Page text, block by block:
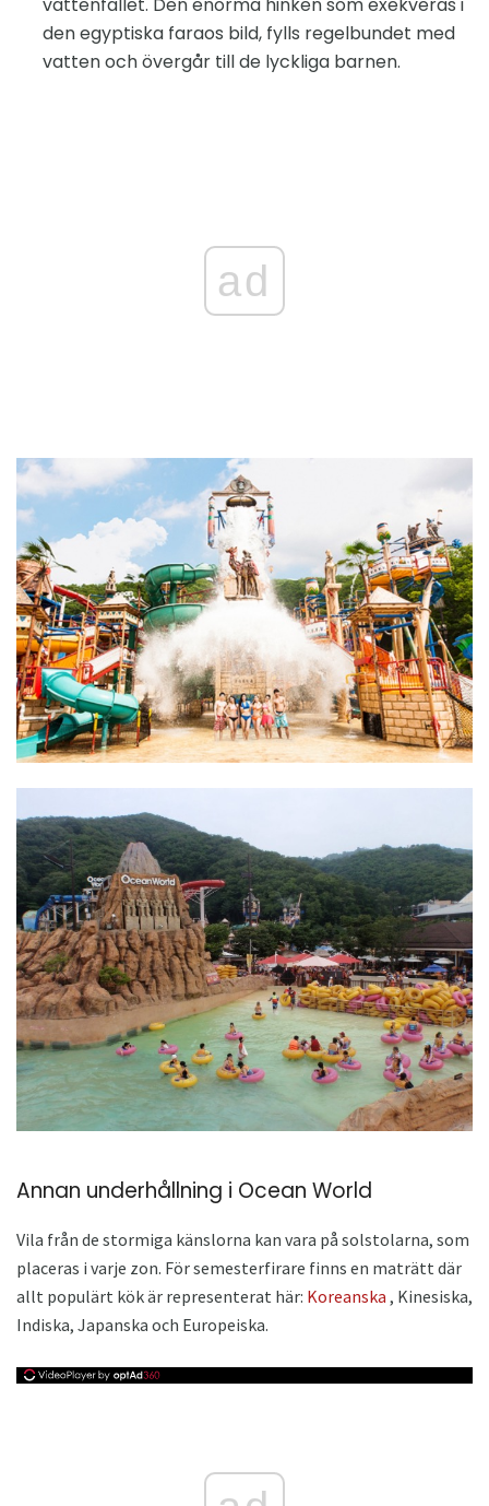
den egyptiska faraos bild, fylls regelbundet med
vatten och övergår till de lyckliga barnen.
ad
Annan underhållning i Ocean World
Vila från de stormiga känslorna kan vara på solstolarna, som
placeras i varje zon. För semesterfirare finns en maträtt där
allt populärt kök är representerat här: Koreanska , Kinesiska,
Indiska, Japanska och Europeiska.